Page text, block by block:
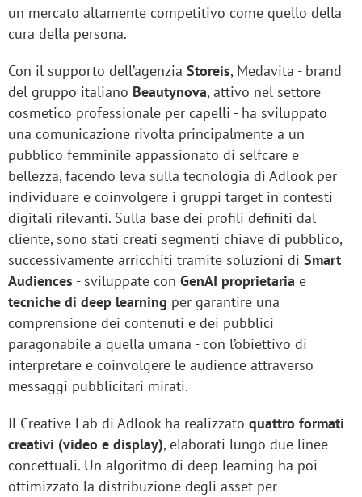
un mercato altamente competitivo come quello della
cura della persona.
Con il supporto dell’agenzia Storeis, Medavita - brand
del gruppo italiano Beautynova, attivo nel settore
cosmetico professionale per capelli - ha sviluppato
una comunicazione rivolta principalmente a un
pubblico femminile appassionato di selfcare e
bellezza, facendo leva sulla tecnologia di Adlook per
individuare e coinvolgere i gruppi target in contesti
digitali rilevanti. Sulla base dei profili definiti dal
cliente, sono stati creati segmenti chiave di pubblico,
successivamente arricchiti tramite soluzioni di Smart
Audiences - sviluppate con GenAI proprietaria e
tecniche di deep learning per garantire una
comprensione dei contenuti e dei pubblici
paragonabile a quella umana - con l’obiettivo di
interpretare e coinvolgere le audience attraverso
messaggi pubblicitari mirati.
Il Creative Lab di Adlook ha realizzato quattro formati
creativi (video e display), elaborati lungo due linee
concettuali. Un algoritmo di deep learning ha poi
ottimizzato la distribuzione degli asset per